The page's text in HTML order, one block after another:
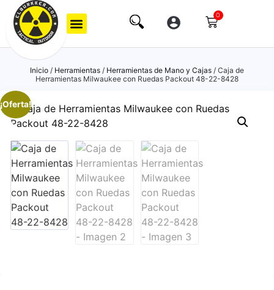
0
Inicio/ Herramientas/ Herramientas de Mano y Cajas/ Caja de
Herramientas Milwaukee con Ruedas Packout 48-22-8428
¡Oferta!